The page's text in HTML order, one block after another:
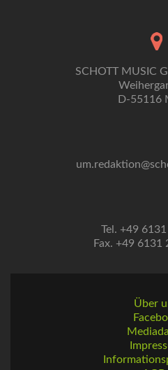
SCHOTT MUSIC
D-55116
Tel. +49
Fax. +49 6131
Über